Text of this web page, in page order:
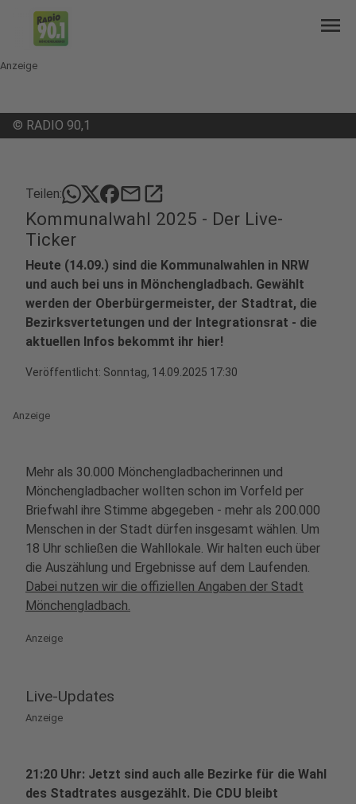
menu
Anzeige
© RADIO 90,1
Teilen: mailopen_in_new
Kommunalwahl 2025 - Der Live-
Ticker
Heute (14.09.) sind die Kommunalwahlen in NRW
und auch bei uns in Mönchengladbach. Gewählt
werden der Oberbürgermeister, der Stadtrat, die
Bezirksvertetungen und der Integrationsrat - die
aktuellen Infos bekommt ihr hier!
Veröffentlicht: Sonntag, 14.09.2025 17:30
Anzeige
Mehr als 30.000 Mönchengladbacherinnen und
Mönchengladbacher wollten schon im Vorfeld per
Briefwahl ihre Stimme abgegeben - mehr als 200.000
Menschen in der Stadt dürfen insgesamt wählen. Um
18 Uhr schließen die Wahllokale. Wir halten euch über
die Auszählung und Ergebnisse auf dem Laufenden.
Dabei nutzen wir die offiziellen Angaben der Stadt
Mönchengladbach.
Anzeige
Live-Updates
Anzeige
21:20 Uhr: Jetzt sind auch alle Bezirke für die Wahl
des Stadtrates ausgezählt. Die CDU bleibt